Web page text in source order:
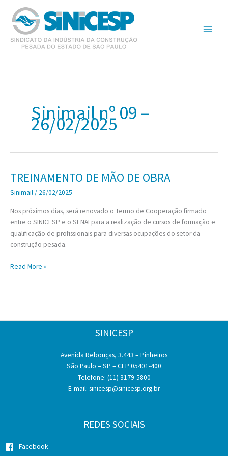
para
conteúdo
Sinimail nº 09 –
26/02/2025
TREINAMENTO DE MÃO DE OBRA
Sinimail/ 26/02/2025
Nos próximos dias, será renovado o Termo de Cooperação firmado
entre o SINICESP e o SENAI para a realização de cursos de formação e
qualificação de profissionais para diversas ocupações do setor da
construção pesada.
TREINAMENTO
Read More »
SINICESP
Avenida Rebouças, 3.443 – Pinheiros
São Paulo – SP – CEP 05401-400
Telefone: (11) 3179-5800
E-mail: sinicesp@sinicesp.org.br
REDES SOCIAIS
Facebook